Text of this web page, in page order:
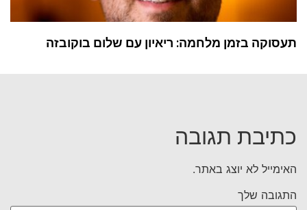
תעסוקה בזמן מלחמה: ריאיון עם שלום בוקובזה
כתיבת תגובה
האימייל לא יוצג באתר.
התגובה שלך